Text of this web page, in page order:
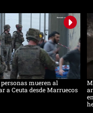
mueren al
a Ceuta desde Marruecos